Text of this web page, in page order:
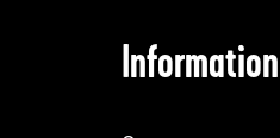
Information